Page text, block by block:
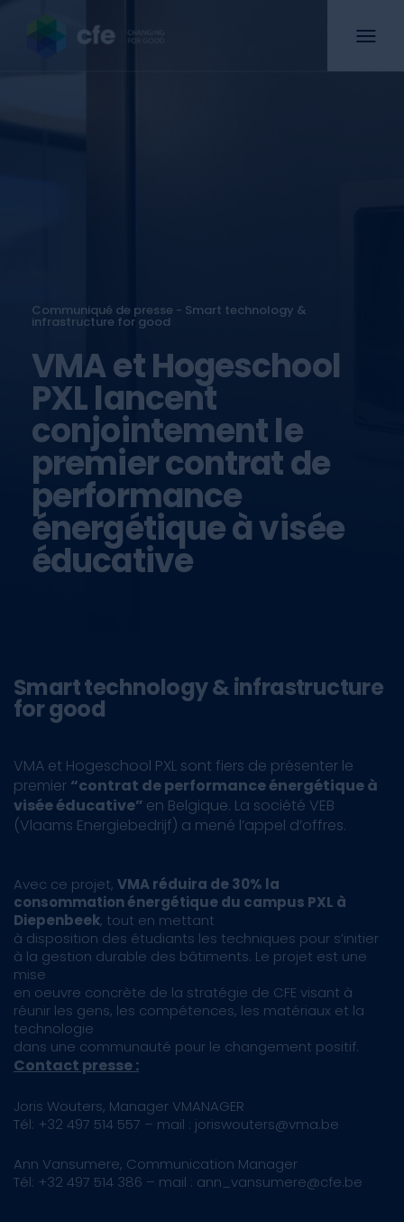
Communiqué de presse - Smart technology &
infrastructure for good
VMA et Hogeschool
PXL lancent
conjointement le
premier contrat de
performance
énergétique à visée
éducative
Smart technology & infrastructure
for good
VMA et Hogeschool PXL sont fiers de présenter le
premier “contrat de performance énergétique à
visée éducative” en Belgique. La société VEB
(Vlaams Energiebedrijf) a mené l’appel d’offres.
Avec ce projet, VMA réduira de 30% la
consommation énergétique du campus PXL à
Diepenbeek, tout en mettant
à disposition des étudiants les techniques pour s’initier
à la gestion durable des bâtiments. Le projet est une
mise
en oeuvre concrète de la stratégie de CFE visant à
réunir les gens, les compétences, les matériaux et la
technologie
dans une communauté pour le changement positif.
Contact presse :
Joris Wouters, Manager VMANAGER
Tél: +32 497 514 557 – mail : joriswouters@vma.be
Ann Vansumere, Communication Manager
Tél: +32 497 514 386 – mail : ann_vansumere@cfe.be